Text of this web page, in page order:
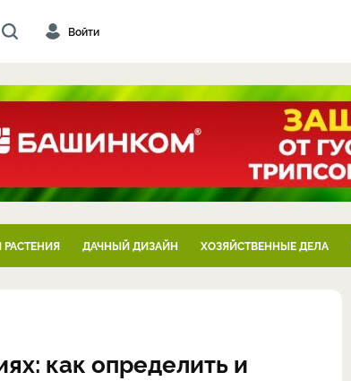
Войти
ДАЧНЫЙ ДИЗАЙН ХОЗЯЙСТВЕННЫЕ ДЕЛА
как определить и